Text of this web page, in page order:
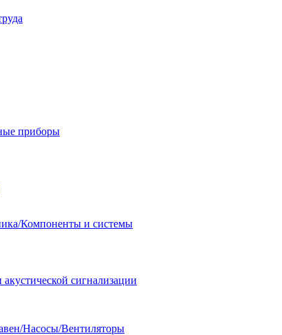
приборы
Компоненты и системы
сигнализации
Насосы/Вентиляторы